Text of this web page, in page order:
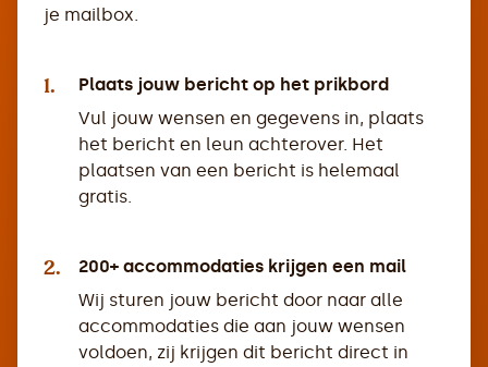
je mailbox.
1.
Plaats jouw bericht op het prikbord
Vul jouw wensen en gegevens in, plaats
het bericht en leun achterover. Het
plaatsen van een bericht is helemaal
gratis.
2.
200+ accommodaties krijgen een mail
Wij sturen jouw bericht door naar alle
accommodaties die aan jouw wensen
voldoen, zij krijgen dit bericht direct in